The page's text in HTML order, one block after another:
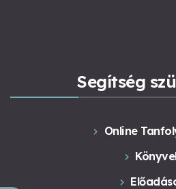
Segítség
Online